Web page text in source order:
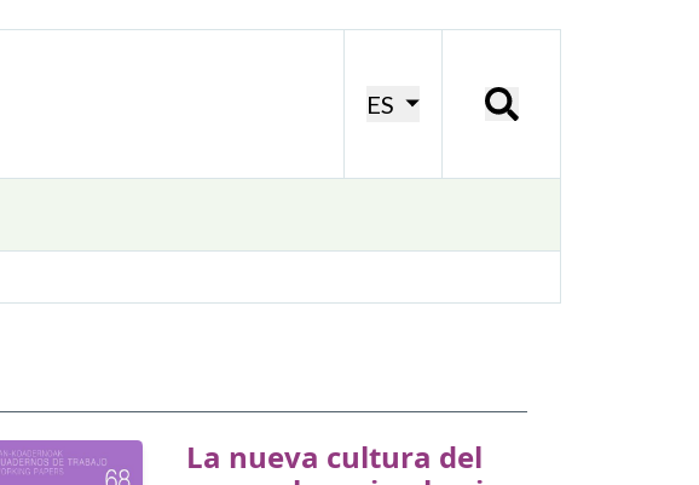
ES
La nueva cultura del